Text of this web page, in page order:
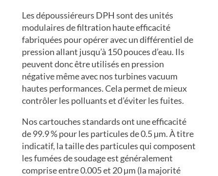
Les dépoussiéreurs DPH sont des unités
modulaires de filtration haute efficacité
fabriquées pour opérer avec un différentiel de
pression allant jusqu’à 150 pouces d’eau. Ils
peuvent donc être utilisés en pression
négative même avec nos turbines vacuum
hautes performances. Cela permet de mieux
contrôler les polluants et d’éviter les fuites.
Nos cartouches standards ont une efficacité
de 99.9 % pour les particules de 0.5 µm. À titre
indicatif, la taille des particules qui composent
les fumées de soudage est généralement
comprise entre 0.005 et 20 µm (la majorité